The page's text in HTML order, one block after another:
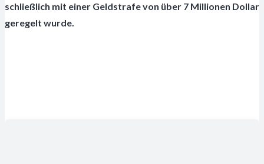
schließlich mit einer Geldstrafe von über 7 Millionen Dollar
geregelt wurde.